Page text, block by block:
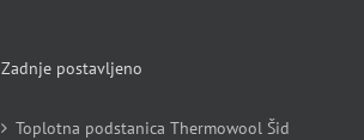
Zadnje postavljeno
Toplotna podstanica Thermowool Šid